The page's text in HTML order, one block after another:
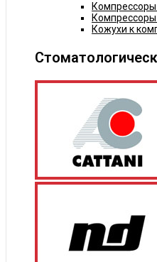
Кожухи к